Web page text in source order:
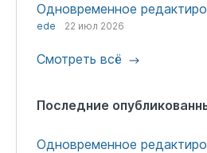
Одновременное
ede 22 июл 2026
Смотреть всё
Последние
Одновременное